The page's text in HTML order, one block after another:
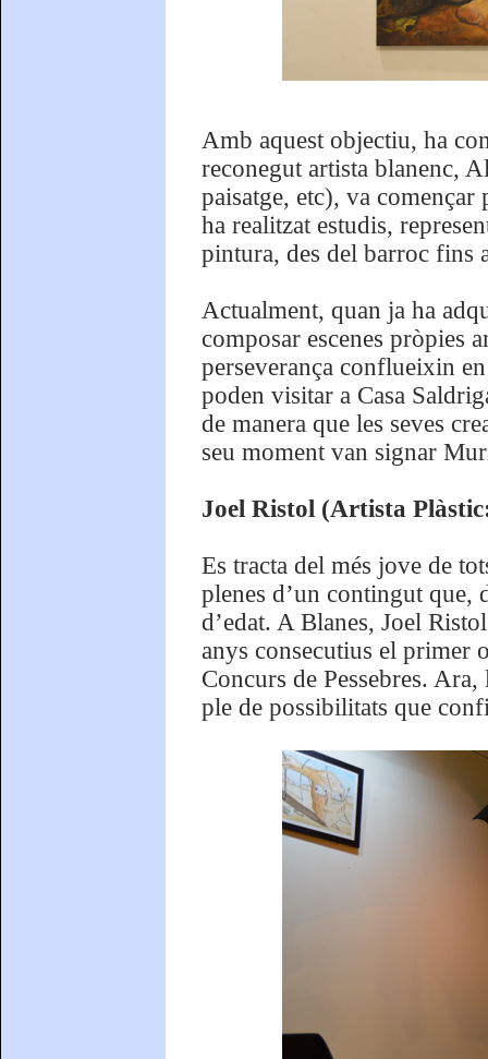
Amb aquest objectiu, ha
reconegut artista blanenc,
paisatge, etc), va començar
ha realitzat estudis,
pintura, des del barroc fins
Actualment, quan ja ha
composar escenes pròpies
perseverança conflueixin
poden visitar a Casa
de manera que les seves
seu moment van signar
Joel Ristol (Artista
Es tracta del més jove de
plenes d’un contingut que,
d’edat. A Blanes, Joel
anys consecutius el primer
Concurs de Pessebres.
ple de possibilitats que